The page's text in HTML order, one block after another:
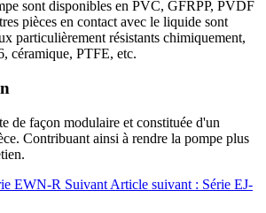
sont disponibles en PVC, GFRPP, PVDF
pièces en contact avec le liquide sont
particulièrement résistants chimiquement,
céramique, PTFE, etc.
de façon modulaire et constituée d'un
Contribuant ainsi à rendre la pompe plus
EWN-R Suivant Article suivant : Série EJ-